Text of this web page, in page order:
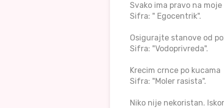
Svako ima pravo na
Sifra: " Egocentrik".
Osigurajte stanove od
Sifra: "Vodoprivreda".
Krecim crnce po kucama
Sifra: "Moler rasista".
Niko nije nekoristan.